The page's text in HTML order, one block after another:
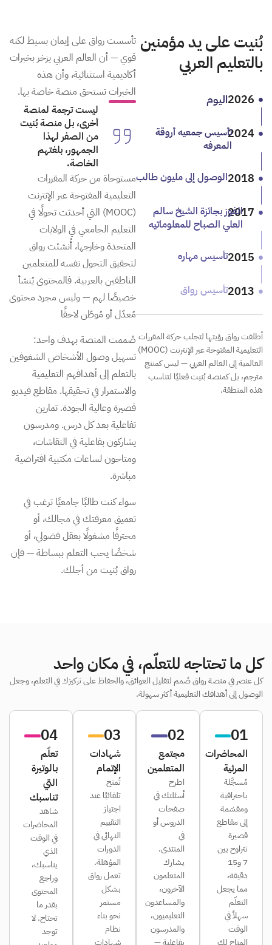
بُنيت على يد مؤمنين
بالتعليم العربي
2026اليوم
2024تأسيس جمعيه أروقة
المعرفه
2018الوصول إلى مليون طالب
2017
الفوز بجائزة الشيخ سالم
العلي الصباح للمعلوماتيه
2015تأسيس مهاره
2013تأسيس رواق
أطلقت رواق رؤيتها لتجلب حركة المقررات
التعليمية المفتوحة عبر الإنترنت (MOOC)
العالمية إلى العالم العربي — ليس كمنتج
مترجم، بل كمنصة بُنيت فعليًا لتناسب
هذه المنطقة.
تأسست رواق على إيمان بسيط لكنه
قوي — أن العالم العربي يزخر بخبرات
أكاديمية استثنائية، وأن هذه
الخبرات تستحق منصة خاصة بها.
ليست ترجمة لمنصة
أخرى، بل منصة بُنيت
من الصفر لهذا
الجمهور، بلغتهم
الخاصة.
مستوحاة من حركة المقررات
التعليمية المفتوحة عبر الإنترنت
(MOOC) التي أحدثت تحولًا في
التعليم الجامعي في الولايات
المتحدة وخارجها، أُنشئت رواق
لتحقيق التحول نفسه للمتعلمين
الناطقين بالعربية. فالمحتوى يُنشأ
خصيصًا لهم — وليس مجرد محتوى
مُعدّل أو مُوطّن لاحقًا
صُممت المنصة بهدف واحد:
تسهيل وصول الأشخاص الشغوفين
بالتعلم إلى أهدافهم التعليمية
والاستمرار في تحقيقها. مقاطع فيديو
قصيرة وعالية الجودة. تمارين
تفاعلية بعد كل درس. ومدرسون
يشاركون بفاعلية في النقاشات،
ومتاحون لساعات مكتبية افتراضية
مباشرة.
سواء كنت طالبًا جامعيًا ترغب في
تعميق معرفتك في مجالك، أو
محترفًا مشغولًا بعقل فضولي، أو
شخصًا يحب التعلم ببساطة — فإن
رواق بُنيت من أجلك.
كل ما تحتاجه للتعلّم، في مكان واحد
كل عنصر في منصة رواق صُمم لتقليل العوائق، والحفاظ على تركيزك في التعلم، وجعل
الوصول إلى أهدافك التعليمية أكثر سهولة.
01
المحاضرات
المرئية
مُسجَّلة
باحترافية
ومقسّمة
إلى مقاطع
قصيرة
تتراوح بين
7 و15
دقيقة،
مما يجعل
التعلّم
سهلاً في
الوقت
المتاح لك
02
مجتمع
المتعلمين
اطرح
أسئلتك في
صفحات
الدروس أو
في
المنتدى.
يشارك
المتعلمون
الآخرون،
والمساعدون
التعليميون،
والمدرسون
بفاعلية —
03
شهادات
الإتمام
تُمنح
تلقائيًا عند
اجتياز
التقييم
النهائي في
الدورات
المؤهلة.
تعمل رواق
بشكل
مستمر
نحو بناء
نظام
شهادات
04
تعلّم
بالوتيرة
التي
تناسبك
شاهد
المحاضرات
في الوقت
الذي
يناسبك،
وراجع
المحتوى
بقدر ما
تحتاج. لا
توجد